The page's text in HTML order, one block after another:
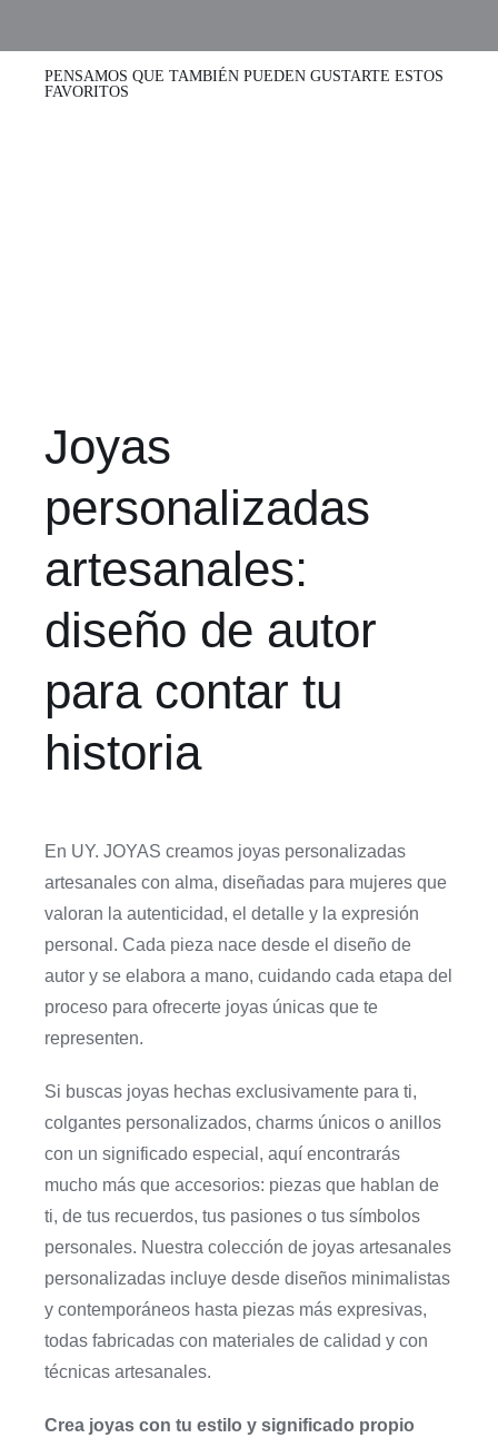
PENSAMOS QUE TAMBIÉN PUEDEN GUSTARTE ESTOS
FAVORITOS
Joyas
personalizadas
artesanales:
diseño de autor
para contar tu
historia
En UY. JOYAS creamos joyas personalizadas
artesanales con alma, diseñadas para mujeres que
valoran la autenticidad, el detalle y la expresión
personal. Cada pieza nace desde el diseño de
autor y se elabora a mano, cuidando cada etapa del
proceso para ofrecerte joyas únicas que te
representen.
Si buscas joyas hechas exclusivamente para ti,
colgantes personalizados, charms únicos o anillos
con un significado especial, aquí encontrarás
mucho más que accesorios: piezas que hablan de
ti, de tus recuerdos, tus pasiones o tus símbolos
personales. Nuestra colección de joyas artesanales
personalizadas incluye desde diseños minimalistas
y contemporáneos hasta piezas más expresivas,
todas fabricadas con materiales de calidad y con
técnicas artesanales.
Crea joyas con tu estilo y significado propio